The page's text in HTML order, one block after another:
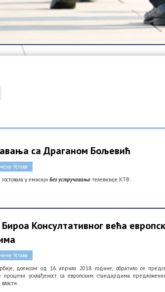
са Драганом Бољевић
Устава
у емисијиБез устручавања телевизије КТВ.
Консултативног већа
Устава
дописом од 16. априла 2018. године, обратило се
процени усклађеност са европским стандардима